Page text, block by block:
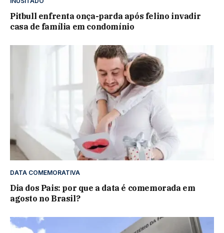
Pitbull enfrenta onça-parda após felino invadir
casa de família em condomínio
DATA COMEMORATIVA
Dia dos Pais: por que a data é comemorada em
agosto no Brasil?